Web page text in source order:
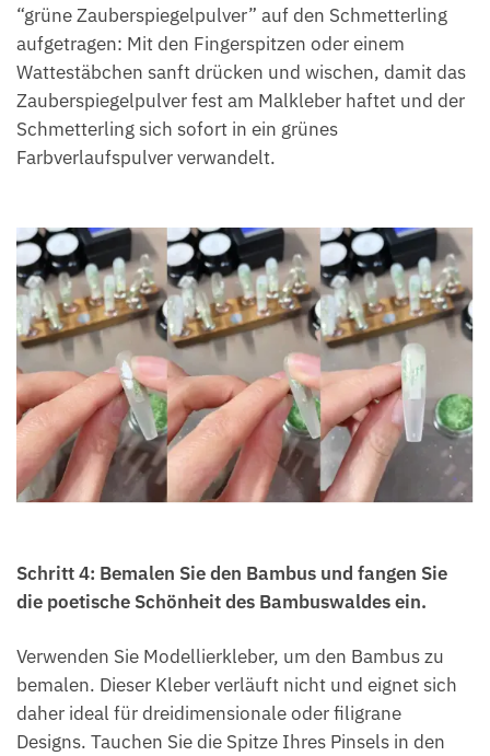
“grüne Zauberspiegelpulver” auf den Schmetterling
aufgetragen: Mit den Fingerspitzen oder einem
Wattestäbchen sanft drücken und wischen, damit das
Zauberspiegelpulver fest am Malkleber haftet und der
Schmetterling sich sofort in ein grünes
Farbverlaufspulver verwandelt.
Schritt 4: Bemalen Sie den Bambus und fangen Sie
die poetische Schönheit des Bambuswaldes ein.
Verwenden Sie Modellierkleber, um den Bambus zu
bemalen. Dieser Kleber verläuft nicht und eignet sich
daher ideal für dreidimensionale oder filigrane
Designs. Tauchen Sie die Spitze Ihres Pinsels in den